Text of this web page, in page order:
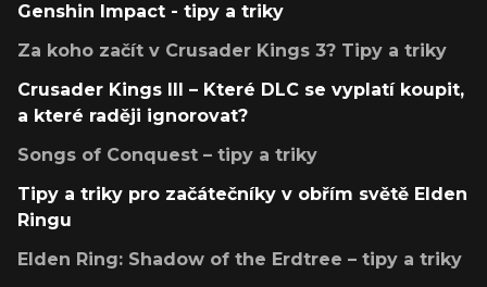
Genshin Impact - tipy a triky
Za koho začít v Crusader Kings 3? Tipy a triky
Crusader Kings III – Které DLC se vyplatí koupit,
a které raději ignorovat?
Songs of Conquest – tipy a triky
Tipy a triky pro začátečníky v obřím světě Elden
Ringu
Elden Ring: Shadow of the Erdtree – tipy a triky